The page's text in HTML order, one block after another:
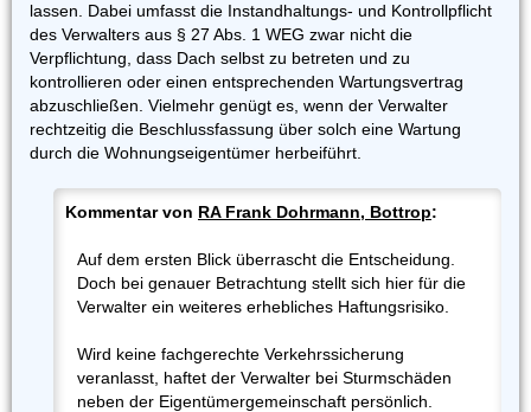
lassen. Dabei umfasst die Instandhaltungs- und Kontrollpflicht
des Verwalters aus § 27 Abs. 1 WEG zwar nicht die
Verpflichtung, dass Dach selbst zu betreten und zu
kontrollieren oder einen entsprechenden Wartungsvertrag
abzuschließen. Vielmehr genügt es, wenn der Verwalter
rechtzeitig die Beschlussfassung über solch eine Wartung
durch die Wohnungseigentümer herbeiführt.
Kommentar von RA Frank Dohrmann, Bottrop:
Auf dem ersten Blick überrascht die Entscheidung.
Doch bei genauer Betrachtung stellt sich hier für die
Verwalter ein weiteres erhebliches Haftungsrisiko.
Wird keine fachgerechte Verkehrssicherung
veranlasst, haftet der Verwalter bei Sturmschäden
neben der Eigentümergemeinschaft persönlich.